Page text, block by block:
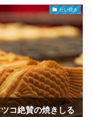
たい焼き
コ絶賛の焼きしる